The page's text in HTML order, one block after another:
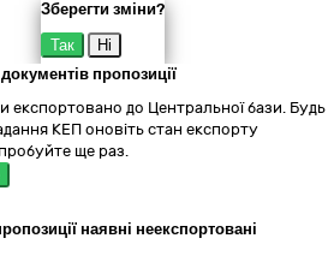
Зберегти зміни?
Так
Ні
пропозиції
експортовано до Центральної бази. Будь
КЕП оновіть стан експорту
ще раз.
наявні неекспортовані